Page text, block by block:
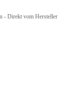
- Direkt vom Hersteller